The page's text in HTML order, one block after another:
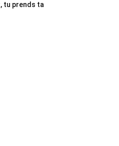
tu prends ta